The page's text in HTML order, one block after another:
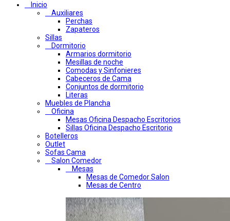
Inicio
Auxiliares
Perchas
Zapateros
Sillas
Dormitorio
Armarios dormitorio
Mesillas de noche
Comodas y Sinfonieres
Cabeceros de Cama
Conjuntos de dormitorio
Literas
Muebles de Plancha
Oficina
Mesas Oficina Despacho Escritorios
Sillas Oficina Despacho Escritorio
Botelleros
Outlet
Sofas Cama
Salon Comedor
Mesas
Mesas de Comedor Salon
Mesas de Centro